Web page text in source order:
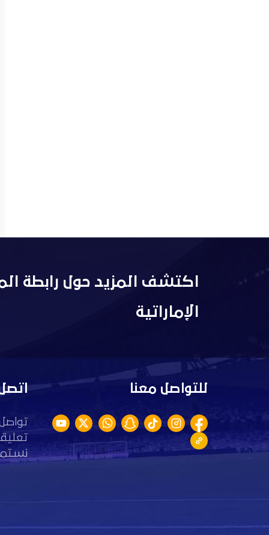
اكتشف المزيد حول رابطة
الإماراتية
للتواصل معنا اتصل